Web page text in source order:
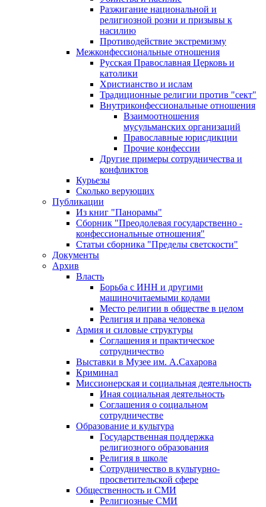
Разжигание национальной и
религиозной розни и призывы к
насилию
Противодействие экстремизму
Межконфессиональные отношения
Русская Православная Церковь и
католики
Христианство и ислам
Традиционные религии против "сект"
Внутриконфессиональные отношения
Взаимоотношения
мусульманских организаций
Православные юрисдикции
Прочие конфессии
Другие примеры сотрудничества и
конфликтов
Курьезы
Сколько верующих
Публикации
Из книг "Панорамы"
Сборник "Преодолевая государственно -
конфессиональные отношения"
Статьи сборника "Пределы светскости"
Документы
Архив
Власть
Борьба с ИНН и другими
машиночитаемыми кодами
Место религии в обществе в целом
Религия и права человека
Армия и силовые структуры
Соглашения и практическое
сотрудничество
Выставки в Музее им. А.Сахарова
Криминал
Миссионерская и социальная деятельность
Иная социальная деятельность
Соглашения о социальном
сотрудничестве
Образование и культура
Государственная поддержка
религиозного образования
Религия в школе
Сотрудничество в культурно-
просветительской сфере
Общественность и СМИ
Религиозные СМИ